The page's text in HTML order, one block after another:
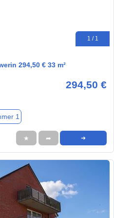
1 / 1
294,50 € 33 m²
294,50 €
1
★ ➦ ➜